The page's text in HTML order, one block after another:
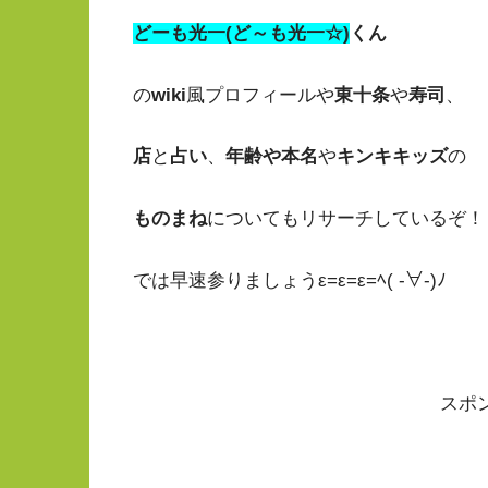
どーも光一(ど～も光一☆) くん
のwiki風プロフィールや東十条や寿司 、
店と 占い、 年齢や本名やキンキキッズの
ものまねについてもリサーチしているぞ！
では早速参りましょうε=ε=ε=ﾍ( -∀-)ﾉ
スポ